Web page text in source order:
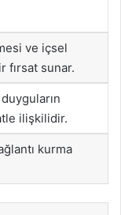
ve içsel
fırsat sunar.
ilişkilidir.
kurma